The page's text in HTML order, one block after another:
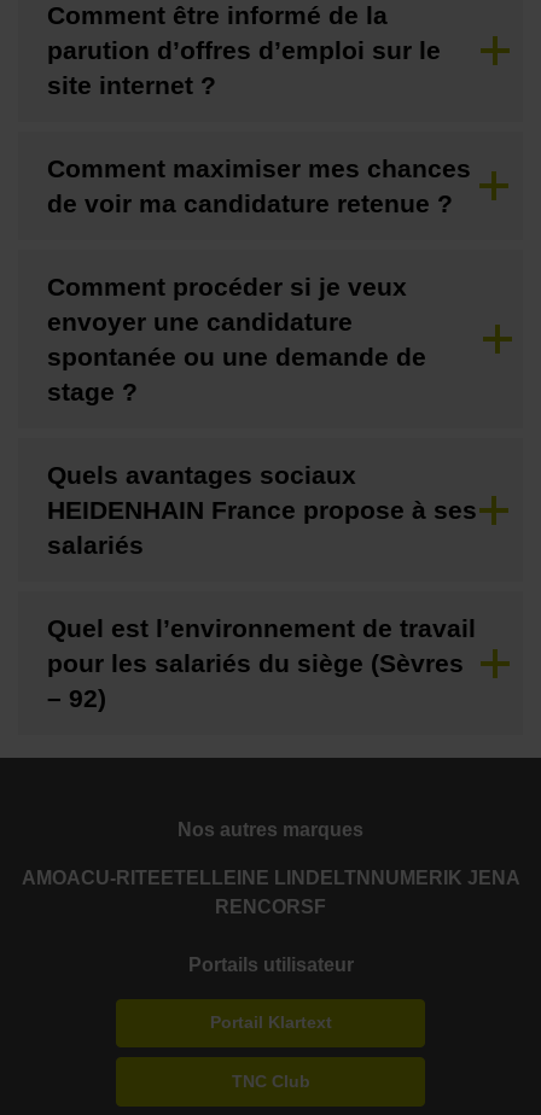
Comment être informé de la
parution d’offres d’emploi sur le
site internet ?
Comment maximiser mes chances
de voir ma candidature retenue ?
Comment procéder si je veux
envoyer une candidature
spontanée ou une demande de
stage ?
Quels avantages sociaux
HEIDENHAIN France propose à ses
salariés
Quel est l’environnement de travail
pour les salariés du siège (Sèvres
– 92)
Nos autres marques
AMOACU-RITE ETEL LEINE LINDE LTN NUMERIK JENA
RENCORSF
Portails utilisateur
Portail Klartext
TNC Club